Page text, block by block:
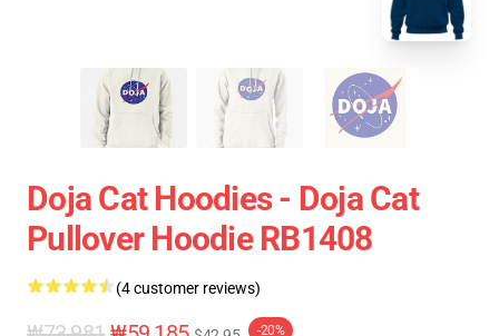
Doja Cat Hoodies - Doja Cat
Pullover Hoodie RB1408
(4 customer reviews)
-20%